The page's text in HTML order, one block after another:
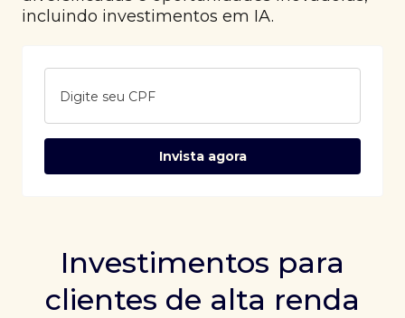
incluindo investimentos em IA.
Digite seu CPF
Invista agora
Investimentos para
clientes de alta renda